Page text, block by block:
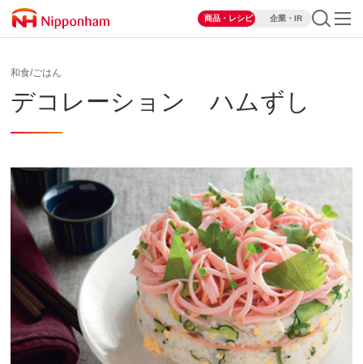
商品・レシピ 企業・IR
和食/ごはん
デコレーション ハムずし